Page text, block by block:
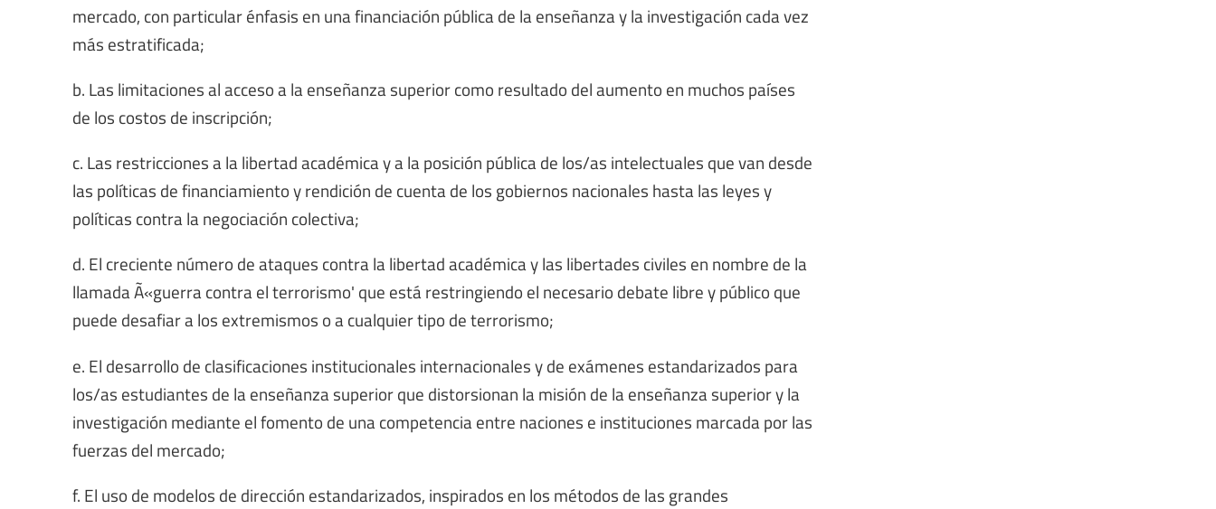
mercado, con particular énfasis en una financiación pública de la enseñanza y la investigación cada vez
más estratificada;
b. Las limitaciones al acceso a la enseñanza superior como resultado del aumento en muchos países
de los costos de inscripción;
c. Las restricciones a la libertad académica y a la posición pública de los/as intelectuales que van desde
las políticas de financiamiento y rendición de cuenta de los gobiernos nacionales hasta las leyes y
políticas contra la negociación colectiva;
d. El creciente número de ataques contra la libertad académica y las libertades civiles en nombre de la
llamada Ã«guerra contra el terrorismo' que está restringiendo el necesario debate libre y público que
puede desafiar a los extremismos o a cualquier tipo de terrorismo;
e. El desarrollo de clasificaciones institucionales internacionales y de exámenes estandarizados para
los/as estudiantes de la enseñanza superior que distorsionan la misión de la enseñanza superior y la
investigación mediante el fomento de una competencia entre naciones e instituciones marcada por las
fuerzas del mercado;
f. El uso de modelos de dirección estandarizados, inspirados en los métodos de las grandes